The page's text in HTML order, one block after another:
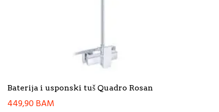
Baterija i usponski tuš Quadro Rosan
449,90BAM